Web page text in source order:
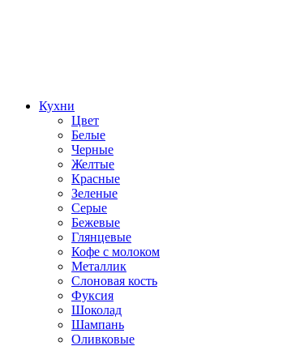
Кухни
Цвет
Белые
Черные
Желтые
Красные
Зеленые
Серые
Бежевые
Глянцевые
Кофе с молоком
Металлик
Слоновая кость
Фуксия
Шоколад
Шампань
Оливковые